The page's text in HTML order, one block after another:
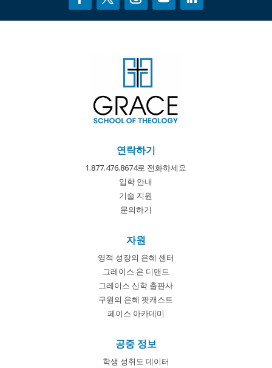
연락하기
1.877.476.8674로 전화하세요
입학 안내
기술 지원
문의하기
자원
영적 성장의 은혜 센터
그레이스 온 디맨드
그레이스 신학 출판사
구원의 은혜 팟캐스트
페이스 아카데미
공중 정보
학생 성취도 데이터